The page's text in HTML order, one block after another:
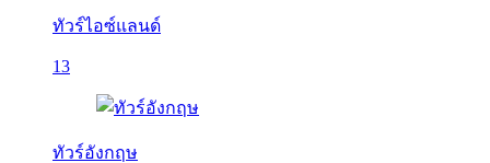
ทัวร์ไอซ์แลนด์
13
ทัวร์อังกฤษ